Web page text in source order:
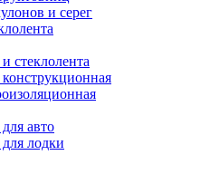
и серег
стеклолента
авто
лодки